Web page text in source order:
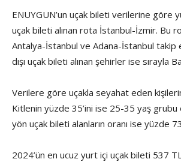
ENUYGUN’un uçak bileti verilerine göre
uçak bileti alınan rota İstanbul-İzmir. Bu
Antalya-İstanbul ve Adana-İstanbul takip
dışı uçak bileti alınan şehirler ise sırayla
Verilere göre uçakla seyahat eden
Kitlenin yüzde 35’ini ise 25-35 yaş
yön uçak bileti alanların oranı ise yüzde
2024’ün en ucuz yurt içi uçak bileti 537